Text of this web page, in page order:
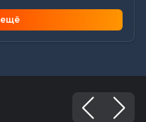
более 140
области: не
ещё